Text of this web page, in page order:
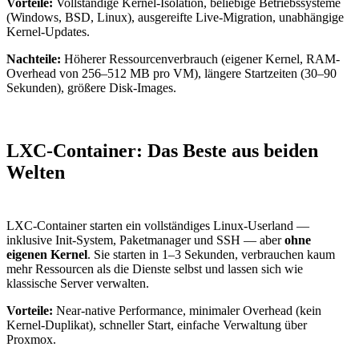
Vorteile: Vollständige Kernel-Isolation, beliebige Betriebssysteme
(Windows, BSD, Linux), ausgereifte Live-Migration, unabhängige
Kernel-Updates.
Nachteile: Höherer Ressourcenverbrauch (eigener Kernel, RAM-
Overhead von 256–512 MB pro VM), längere Startzeiten (30–90
Sekunden), größere Disk-Images.
LXC-Container: Das Beste aus beiden
Welten
LXC-Container starten ein vollständiges Linux-Userland —
inklusive Init-System, Paketmanager und SSH — aberohne
eigenen Kernel. Sie starten in 1–3 Sekunden, verbrauchen kaum
mehr Ressourcen als die Dienste selbst und lassen sich wie
klassische Server verwalten.
Vorteile: Near-native Performance, minimaler Overhead (kein
Kernel-Duplikat), schneller Start, einfache Verwaltung über
Proxmox.